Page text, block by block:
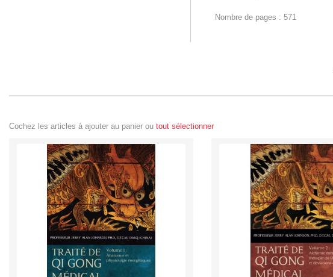
Nombre de pages : 571
Cochez les articles à ajouter au panier ou tout sélectionner